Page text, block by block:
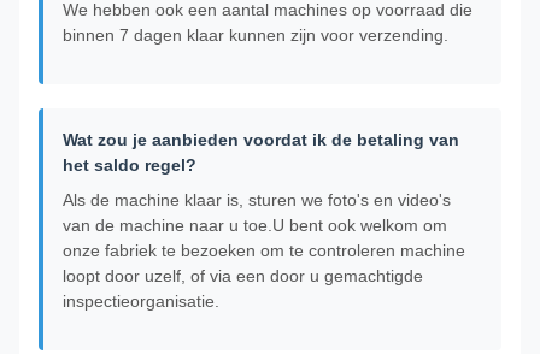
We hebben ook een aantal machines op voorraad die
binnen 7 dagen klaar kunnen zijn voor verzending.
Wat zou je aanbieden voordat ik de betaling van
het saldo regel?
Als de machine klaar is, sturen we foto's en video's
van de machine naar u toe.U bent ook welkom om
onze fabriek te bezoeken om te controleren machine
loopt door uzelf, of via een door u gemachtigde
inspectieorganisatie.